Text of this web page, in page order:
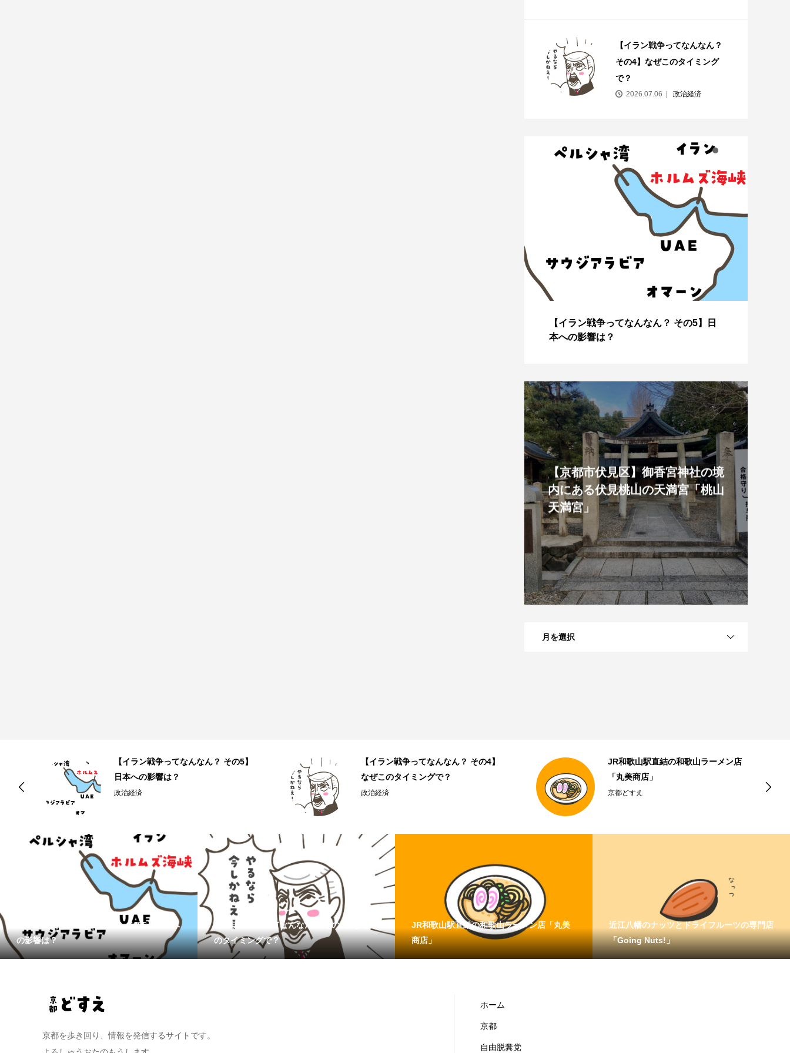
【イラン戦争ってなんなん？
その4】なぜこのタイミング
で？
2026.07.06 政治経済
【イラン戦争ってなんなん？ その4】な
ぜこのタイミングで？
【京都市伏見区】御香宮神社の境
内にある伏見桃山の天満宮「桃山
天満宮」
月を選択
【イラン戦争ってなんなん？ その4】
なぜこのタイミングで？
政治経済
JR和歌山駅直結の和歌山ラーメン店
「丸美商店」
京都どすえ
近江八幡のナッツとドライフルーツの
専門店「Going Nuts!」
京都どすえ
【イラン戦争ってなんなん？ その5】日本へ
の影響は？
【イラン戦争ってなんなん？ その4】なぜこ
のタイミングで？
JR和歌山駅直結の和歌山ラーメン店「丸美
商店」
近江八幡のナッツとドライフルーツの専門店
「Going Nuts!」
京都を歩き回り、情報を発信するサイトです。
ホーム
京都
自由脱糞党